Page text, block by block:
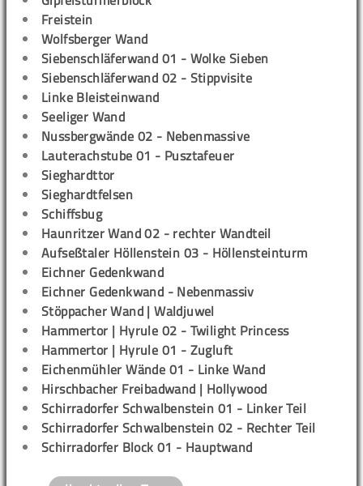
Freistein
Wolfsberger Wand
Siebenschläferwand 01 - Wolke Sieben
Siebenschläferwand 02 - Stippvisite
Linke Bleisteinwand
Seeliger Wand
Nussbergwände 02 - Nebenmassive
Lauterachstube 01 - Pusztafeuer
Sieghardttor
Sieghardtfelsen
Schiffsbug
Haunritzer Wand 02 - rechter Wandteil
Aufseßtaler Höllenstein 03 - Höllensteinturm
Eichner Gedenkwand
Eichner Gedenkwand - Nebenmassiv
Stöppacher Wand | Waldjuwel
Hammertor | Hyrule 02 - Twilight Princess
Hammertor | Hyrule 01 - Zugluft
Eichenmühler Wände 01 - Linke Wand
Hirschbacher Freibadwand | Hollywood
Schirradorfer Schwalbenstein 01 - Linker Teil
Schirradorfer Schwalbenstein 02 - Rechter Teil
Schirradorfer Block 01 - Hauptwand